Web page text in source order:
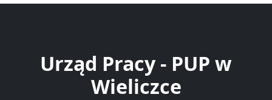
Urząd Pracy - PUP w
Wieliczce